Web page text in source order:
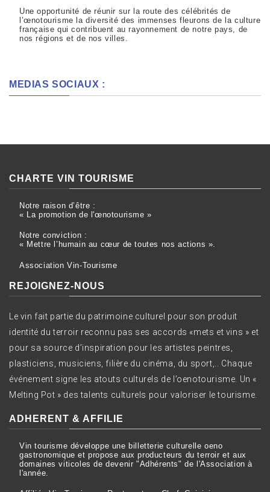
Une opportunité de réunir sur la route des célébrités de
l’œnotourisme la diversité des immenses fleurons de la culture
française qui contribuent au rayonnement de notre pays, de
nos régions et de nos villes.
MEDIAS SOCIAUX :
CHARTE VIN TOURISME
Notre raison d’être :
« La promotion de l'œnotourisme »
Notre conviction :
« Mettre l’humain au cœur de toutes nos actions ».
Association Vin-Tourisme
REJOIGNEZ-NOUS
Le vin fait partie du patrimoine culturel pour son produit
identité du terroir reconnu pas ses accords «mets et vins » et
pour sa source d’inspiration pour les artistes peintres,
plasticiens, musiciens, filière du cinéma, du sport,.. Chaque
événement signe les atouts culturels de l’oenotourisme. Un «
Melting Pot » des talents culturels pour valoriser le tourisme.
ADHERENT & AFFILIE
Vin tourisme développe une billetterie culturelle oeno
gastronomique et propose aux producteurs du terroir et aux
domaines viticoles de devenir "Adhérents" de l'Association à
l'année.